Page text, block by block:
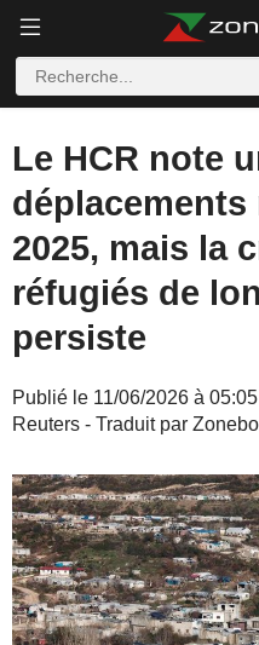
Le HCR note
déplacements
2025, mais la
réfugiés de
persiste
Publié le 11/06/2026 à 05:05
Reuters - Traduit par